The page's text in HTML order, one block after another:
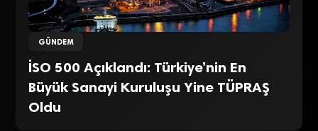
GÜNDEM
İSO 500 Açıklandı: Türkiye’nin En
Büyük Sanayi Kuruluşu Yine TÜPRAŞ
Oldu